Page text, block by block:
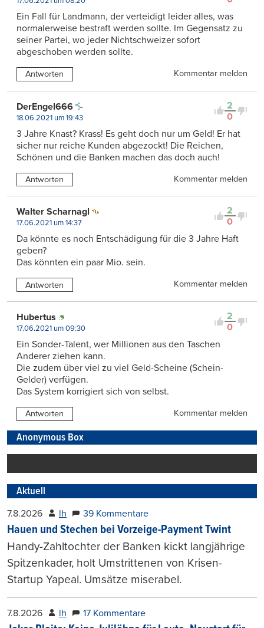
Ein Fall für Landmann, der verteidigt leider alles, was
normalerweise bestraft werden sollte. Im Gegensatz zu
seiner Partei, wo jeder Nichtschweizer sofort
abgeschoben werden sollte.
Antworten Kommentar melden
2
0
DerEngel666
18.06.2021 um 19:43
3 Jahre Knast? Krass! Es geht doch nur um Geld! Er hat
sicher nur reiche Kunden abgezockt! Die Reichen,
Schönen und die Banken machen das doch auch!
Antworten Kommentar melden
2
0
Walter Scharnagl
17.06.2021 um 14:37
Da könnte es noch Entschädigung für die 3 Jahre Haft
geben?
Das könnten ein paar Mio. sein.
Antworten Kommentar melden
2
0
Hubertus
17.06.2021 um 09:30
Ein Sonder-Talent, wer Millionen aus den Taschen
Anderer ziehen kann.
Die zudem über viel zu viel Geld-Scheine (Schein-
Gelder) verfügen.
Das System korrigiert sich von selbst.
Antworten Kommentar melden
Anonymous Box
Aktuell
7.8.2026 lh 39 Kommentare
Hauen und Stechen bei Vorzeige-Payment Twint
Handy-Zahltochter der Banken kickt langjährige
Spitzenkader, holt Umstrittenen von Krisen-
Startup Yapeal. Umsätze miserabel.
7.8.2026 lh 17 Kommentare